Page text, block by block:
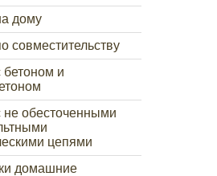
дому
совместительству
бетоном и
не обесточенными
цепями
домашние